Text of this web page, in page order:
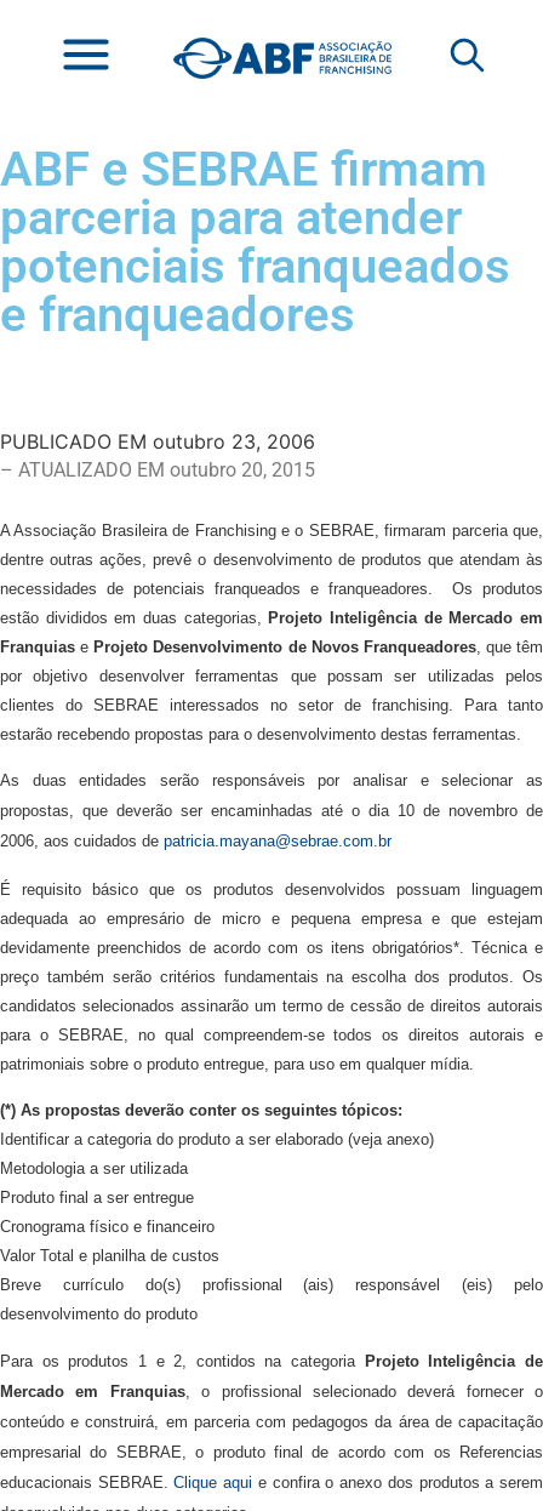
ABF e SEBRAE firmam
parceria para atender
potenciais franqueados
e franqueadores
PUBLICADO EM outubro 23, 2006
– ATUALIZADO EM outubro 20, 2015
A Associação Brasileira de Franchising e o SEBRAE, firmaram parceria que,
dentre outras ações, prevê o desenvolvimento de produtos que atendam às
necessidades de potenciais franqueados e franqueadores. Os produtos
estão divididos em duas categorias, Projeto Inteligência de Mercado em
Franquias e Projeto Desenvolvimento de Novos Franqueadores, que têm
por objetivo desenvolver ferramentas que possam ser utilizadas pelos
clientes do SEBRAE interessados no setor de franchising. Para tanto
estarão recebendo propostas para o desenvolvimento destas ferramentas.
As duas entidades serão responsáveis por analisar e selecionar as
propostas, que deverão ser encaminhadas até o dia 10 de novembro de
2006, aos cuidados de patricia.mayana@sebrae.com.br
É requisito básico que os produtos desenvolvidos possuam linguagem
adequada ao empresário de micro e pequena empresa e que estejam
devidamente preenchidos de acordo com os itens obrigatórios*. Técnica e
preço também serão critérios fundamentais na escolha dos produtos. Os
candidatos selecionados assinarão um termo de cessão de direitos autorais
para o SEBRAE, no qual compreendem-se todos os direitos autorais e
patrimoniais sobre o produto entregue, para uso em qualquer mídia.
(*) As propostas deverão conter os seguintes tópicos:
Identificar a categoria do produto a ser elaborado (veja anexo)
Metodologia a ser utilizada
Produto final a ser entregue
Cronograma físico e financeiro
Valor Total e planilha de custos
Breve currículo do(s) profissional (ais) responsável (eis) pelo
desenvolvimento do produto
Para os produtos 1 e 2, contidos na categoria Projeto Inteligência de
Mercado em Franquias, o profissional selecionado deverá fornecer o
conteúdo e construirá, em parceria com pedagogos da área de capacitação
empresarial do SEBRAE, o produto final de acordo com os Referencias
educacionais SEBRAE.Clique aqui e confira o anexo dos produtos a serem